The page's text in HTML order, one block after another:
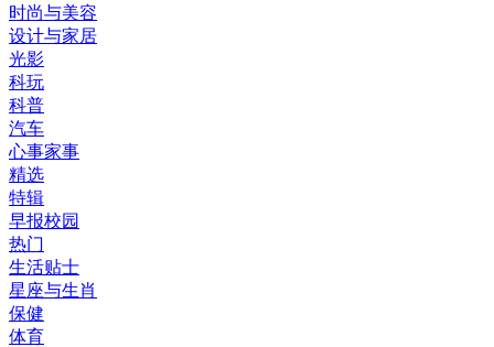
时尚与美容
设计与家居
光影
科玩
科普
汽车
心事家事
精选
特辑
早报校园
热门
生活贴士
星座与生肖
保健
体育